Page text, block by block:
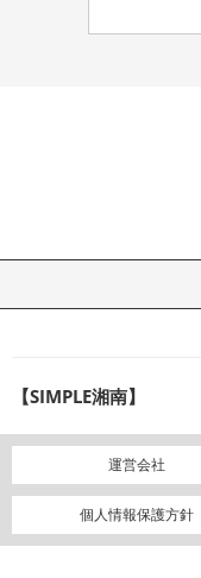
【SIMPLE湘南】
運営会社
個人情報保護方針